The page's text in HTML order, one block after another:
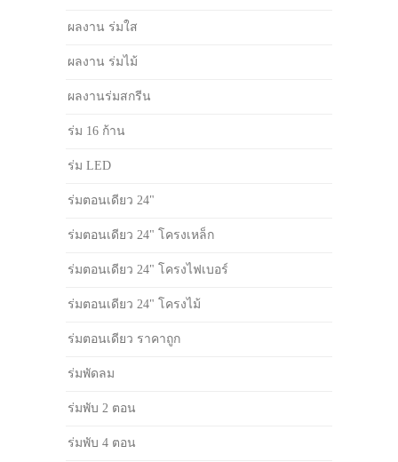
ผลงาน ร่มใส
ผลงาน ร่มไม้
ผลงานร่มสกรีน
ร่ม 16 ก้าน
ร่ม LED
ร่มตอนเดียว 24"
ร่มตอนเดียว 24" โครงเหล็ก
ร่มตอนเดียว 24" โครงไฟเบอร์
ร่มตอนเดียว 24" โครงไม้
ร่มตอนเดียว ราคาถูก
ร่มพัดลม
ร่มพับ 2 ตอน
ร่มพับ 4 ตอน